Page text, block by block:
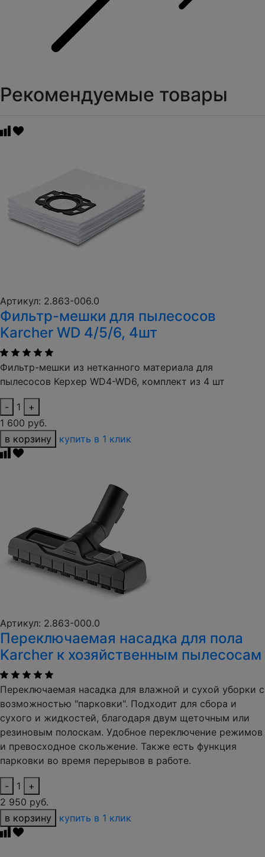
Рекомендуемые товары
Артикул: 2.863-006.0
Фильтр-мешки для пылесосов
Karcher WD 4/5/6, 4шт
Фильтр-мешки из нетканного материала для
пылесосов Керхер WD4-WD6, комплект из 4 шт
- 1
+
1 600 руб.
в корзину
купить в 1 клик
Артикул: 2.863-000.0
Переключаемая насадка для пола
Karcher к хозяйственным пылесосам
Переключаемая насадка для влажной и сухой уборки с
возможностью "парковки". Подходит для сбора и
сухого и жидкостей, благодаря двум щеточным или
резиновым полоскам. Удобное переключение режимов
и превосходное скольжение. Также есть функция
парковки во время перерывов в работе.
- 1
+
2 950 руб.
в корзину
купить в 1 клик